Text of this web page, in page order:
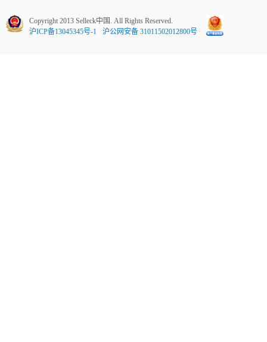
Copyright 2013 Selleck中国. All Rights Reserved.
沪ICP备13045345号-1
沪公网安备 31011502012800号